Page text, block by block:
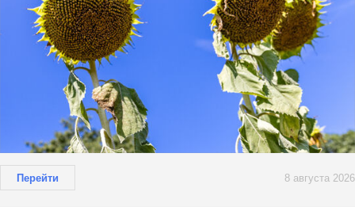
Перейти 8 августа 2026